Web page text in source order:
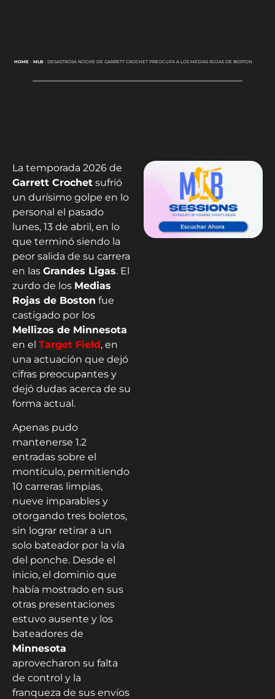
HOME- MLB- DESASTROSA NOCHE DE GARRETT CROCHET PREOCUPA A LOS MEDIAS ROJAS DE BOSTON
La temporada 2026 de
Garrett Crochet sufrió
un durísimo golpe en lo
personal el pasado
lunes, 13 de abril, en lo
que terminó siendo la
peor salida de su carrera
en las Grandes Ligas. El
zurdo de los Medias
Rojas de Boston fue
castigado por los
Mellizos de Minnesota
en el Target Field, en
una actuación que dejó
cifras preocupantes y
dejó dudas acerca de su
forma actual.
Apenas pudo
mantenerse 1.2
entradas sobre el
montículo, permitiendo
10 carreras limpias,
nueve imparables y
otorgando tres boletos,
sin lograr retirar a un
solo bateador por la vía
del ponche. Desde el
inicio, el dominio que
había mostrado en sus
otras presentaciones
estuvo ausente y los
bateadores de
Minnesota
aprovecharon su falta
de control y la
franqueza de sus envíos